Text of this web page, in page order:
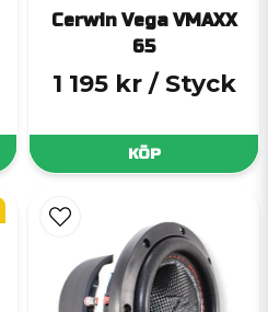
Cerwin Vega VMAXX
65
1 195 kr / Styck
KÖP